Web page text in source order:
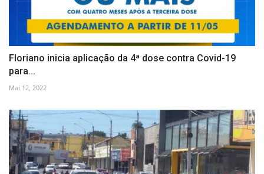
Floriano inicia aplicação da 4ª dose contra Covid-19
para...
Mai 12, 2022